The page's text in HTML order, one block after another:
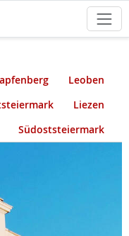
Leoben
Liezen
Südoststeiermark